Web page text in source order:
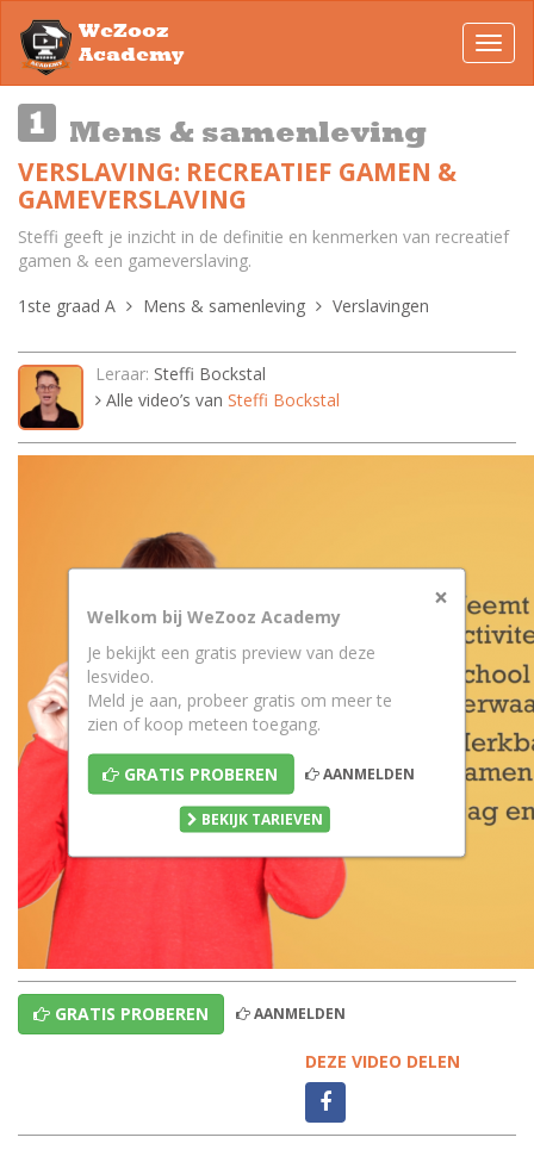
WeZooz
Academy
Mens & samenleving
VERSLAVING: RECREATIEF GAMEN &
GAMEVERSLAVING
Steffi geeft je inzicht in de definitie en kenmerken van recreatief
gamen & een gameverslaving.
1ste graad A
Mens & samenleving Verslavingen
Leraar: Steffi Bockstal
Alle video’s van Steffi Bockstal
×
Welkom bij WeZooz Academy
Je bekijkt een gratis preview van deze
lesvideo.
Meld je aan, probeer gratis om meer te
zien of koop meteen toegang.
GRATIS PROBEREN AANMELDEN
BEKIJK TARIEVEN
GRATIS PROBEREN AANMELDEN
DEZE VIDEO DELEN